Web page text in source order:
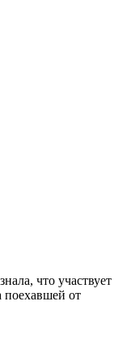
что участвует
поехавшей от